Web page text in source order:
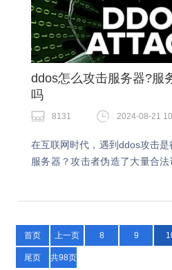
ddos怎么攻击服务器?服
吗
8131 2024-08-21
在互联网时代，遇到ddos攻击
服务器？攻击者伪造了大量合法
首页 上一页 8 9
尾页 共98页